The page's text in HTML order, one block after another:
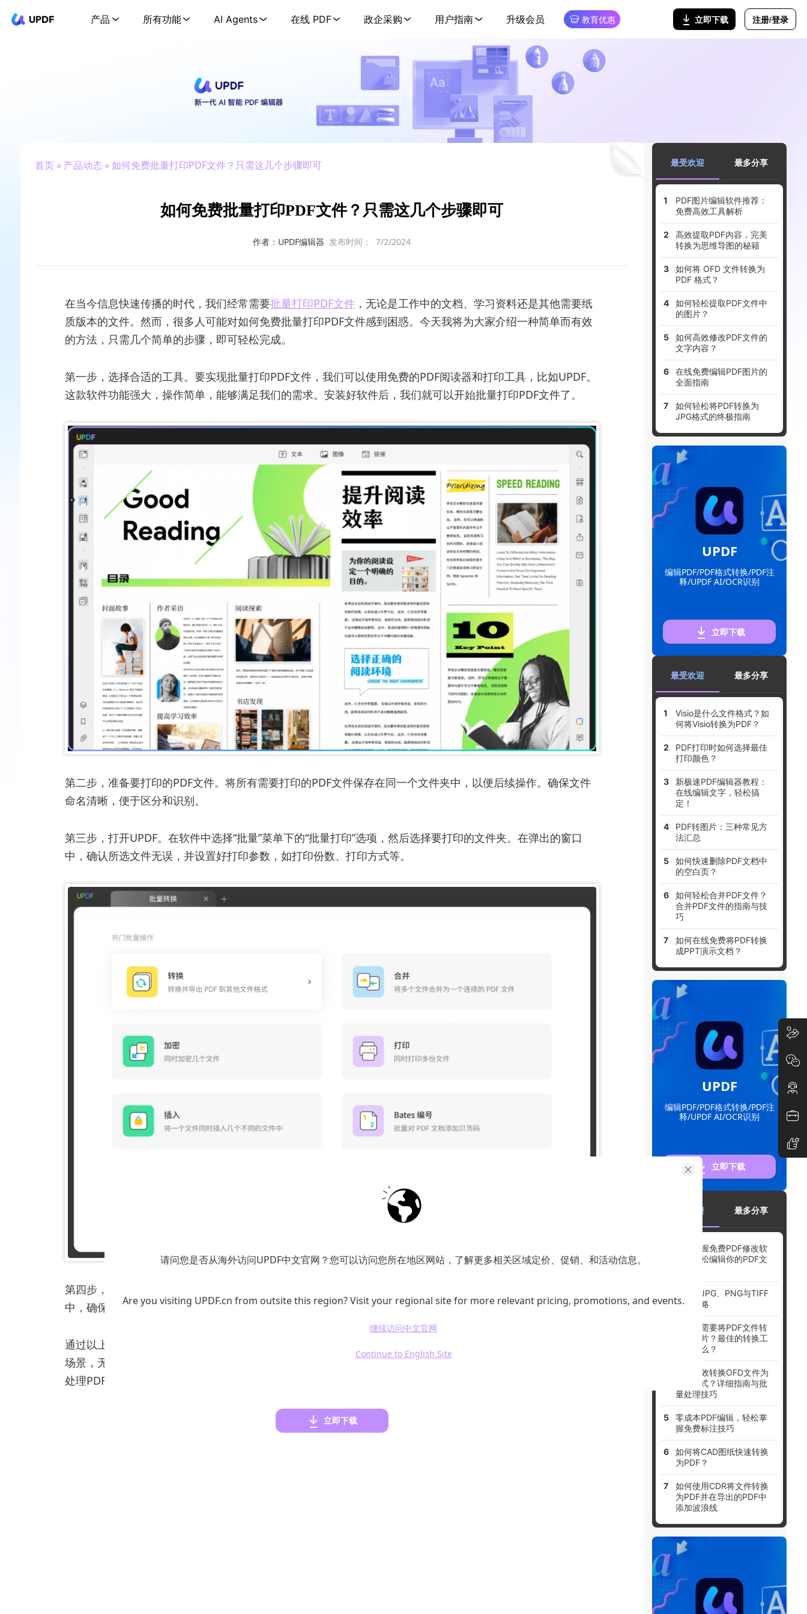
UPDF 产品 所有功能 AI Agents 在线 PDF 政企采购 用户指南 升级会员 教育优惠 立即下载 注册/登录
请问您是否从海外访问UPDF中文官网？您可以访问您所在地区网站，了解更多相关区域定价、促销、和活动信息。
Are you visiting UPDF.cn from outsite this region? Visit your regional site for more relevant pricing, promotions, and events.
继续访问中文官网
Continue to English Site
首页» 产品动态 » 如何免费批量打印PDF文件？只需这几个步骤即可
如何免费批量打印PDF文件？只需这几个步骤即可
作者：UPDF编辑器 发布时间： 7/2/2024
在当今信息快速传播的时代，我们经常需要批量打印PDF文件 ，无论是工作中的文档、学习资料还是其他需要纸
质版本的文件。然而，很多人可能对如何免费批量打印PDF文件感到困惑。今天我将为大家介绍一种简单而有效
的方法，只需几个简单的步骤，即可轻松完成。
第一步，选择合适的工具。要实现批量打印PDF文件，我们可以使用免费的PDF阅读器和打印工具，比如UPDF。
这款软件功能强大，操作简单，能够满足我们的需求。安装好软件后，我们就可以开始批量打印PDF文件了。
第二步，准备要打印的PDF文件。将所有需要打印的PDF文件保存在同一个文件夹中，以便后续操作。确保文件
命名清晰，便于区分和识别。
第三步，打开UPDF。在软件中选择“批量”菜单下的“批量打印”选项，然后选择要打印的文件夹。在弹出的窗口
中，确认所选文件无误，并设置好打印参数，如打印份数、打印方式等。
第四步，开始批量打印。点击“打印”按钮，软件会自动按照你设置的参数开始批量打印PDF文件。在打印过程
中，确保打印机连接正常，纸张充足，以保证打印效果。
通过以上几个简单的步骤，我们就可以轻松实现免费批量打印PDF文件的操作。这种方法简单方便，适用于各种
场景，无论是在办公室工作还是在学习生活中都非常实用。希望以上内容能帮助到大家，让大家更加方便高效地
处理PDF文件的打印工作。
立即下载
最受欢迎 最多分享
PDF图片编辑软件推荐：
免费高效工具解析
高效提取PDF内容，完美
转换为思维导图的秘籍
如何将 OFD 文件转换为
PDF 格式？
如何轻松提取PDF文件中
的图片？
如何高效修改PDF文件的
文字内容？
在线免费编辑PDF图片的
全面指南
如何轻松将PDF转换为
JPG格式的终极指南
UPDF
编辑PDF/PDF格式转换/PDF注
释/UPDF AI/OCR识别
立即下载
最受欢迎 最多分享
Visio是什么文件格式？如
何将Visio转换为PDF？
PDF打印时如何选择最佳
打印颜色？
新极速PDF编辑器教程：
在线编辑文字，轻松搞
定！
PDF转图片：三种常见方
法汇总
如何快速删除PDF文档中
的空白页？
如何轻松合并PDF文件？
合并PDF文件的指南与技
巧
如何在线免费将PDF转换
成PPT演示文档？
UPDF
编辑PDF/PDF格式转换/PDF注
释/UPDF AI/OCR识别
立即下载
最受欢迎 最多分享
轻松掌握免费PDF修改软
件，轻松编辑你的PDF文
PDF转JPG、PNG与TIFF
的全攻略
为什么需要将PDF文件转
换为图片？最佳的转换工
具是什么？
如何高效转换OFD文件为
PDF格式？详细指南与批
量处理技巧
零成本PDF编辑，轻松掌
握免费标注技巧
如何将CAD图纸快速转换
为PDF？
如何使用CDR将文件转换
为PDF并在导出的PDF中
添加波浪线